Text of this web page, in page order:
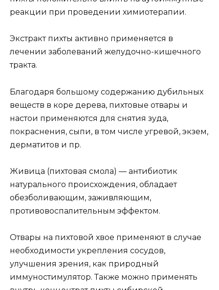
реакции при проведении химиотерапии.
Экстракт пихты активно применяется в
лечении заболеваний желудочно-кишечного
тракта.
Благодаря большому содержанию дубильных
веществ в коре дерева, пихтовые отвары и
настои применяются для снятия зуда,
покраснения, сыпи, в том числе угревой, экзем,
дерматитов и пр.
Живица (пихтовая смола) — антибиотик
натурального происхождения, обладает
обезболивающим, заживляющим,
противовоспалительным эффектом.
Отвары на пихтовой хвое применяют в случае
необходимости укрепления сосудов,
улучшения зрения, как природный
иммуностимулятор. Также можно применять